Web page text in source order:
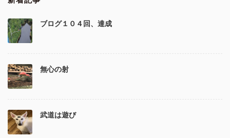
ブログ１０４回、達成
無心の射
武道は遊び